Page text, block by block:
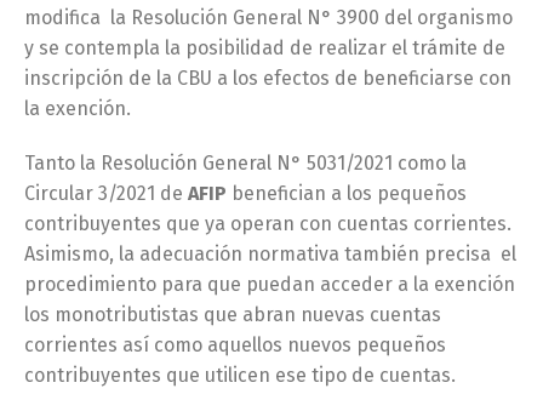
modifica la Resolución General N° 3900 del organismo
y se contempla la posibilidad de realizar el trámite de
inscripción de la CBU a los efectos de beneficiarse con
la exención.
Tanto la Resolución General N° 5031/2021 como la
Circular 3/2021 de AFIP benefician a los pequeños
contribuyentes que ya operan con cuentas corrientes.
Asimismo, la adecuación normativa también precisa el
procedimiento para que puedan acceder a la exención
los monotributistas que abran nuevas cuentas
corrientes así como aquellos nuevos pequeños
contribuyentes que utilicen ese tipo de cuentas.